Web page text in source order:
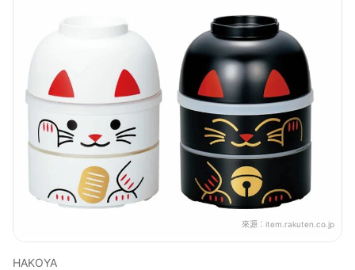
來源： item.rakuten.co.jp
HAKOYA